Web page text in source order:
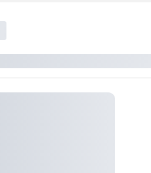
ją. Zrób oddzielne rezerwacje dla
u naszego doradcy.
osiągnąłeś(-aś) maksymalny limit